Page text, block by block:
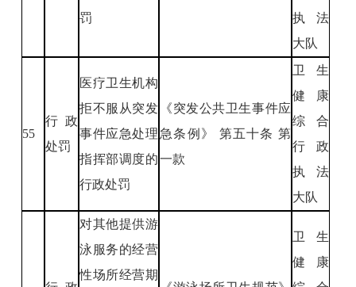
罚
执法
大队
55
行政
处罚
医疗卫生机构
拒不服从突发
事件应急处理
指挥部调度的
行政处罚
《突发公共卫生事件应
急条例》 第五十条 第
一款
卫生
健康
综合
行政
执法
大队
对其他提供游
泳服务的经营
性场所经营期
卫生
健康